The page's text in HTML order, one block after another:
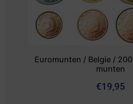
Euromunten / Belgie /
munten
€19,95